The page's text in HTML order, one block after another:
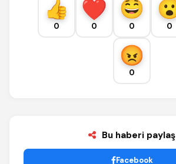
0 0 0 0
0
Bu haberi paylaş
Facebook